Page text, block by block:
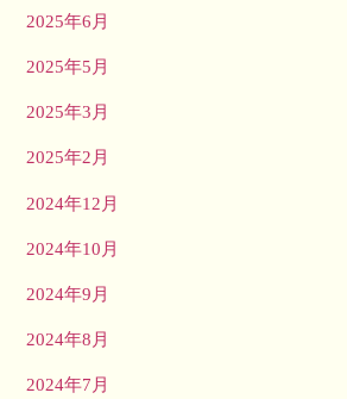
2025年6月
2025年5月
2025年3月
2025年2月
2024年12月
2024年10月
2024年9月
2024年8月
2024年7月